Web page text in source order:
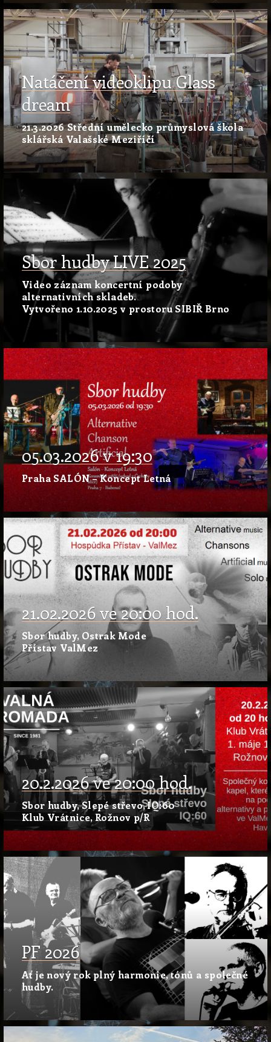
Natáčení videoklipu Glass
dream
21.3.2026 Střední umělecko průmyslová škola
sklářská Valašské Meziříčí
Sbor hudby LIVE 2025
Video záznam koncertní podoby
alternativních skladeb.
Vytvořeno 1.10.2025 v prostoru SIBIŘ Brno
05.03.2026 v 19:30
Praha SALÓN – Koncept Letná
21.02.2026 ve 20:00 hod.
Sbor hudby, Ostrak Mode
Přístav ValMez
20.2.2026 ve 20:00 hod.
Sbor hudby, Slepé střevo, IQ:60
Klub Vrátnice, Rožnov p/R
PF 2026
Ať je nový rok plný harmonie, tónů a společné
hudby.